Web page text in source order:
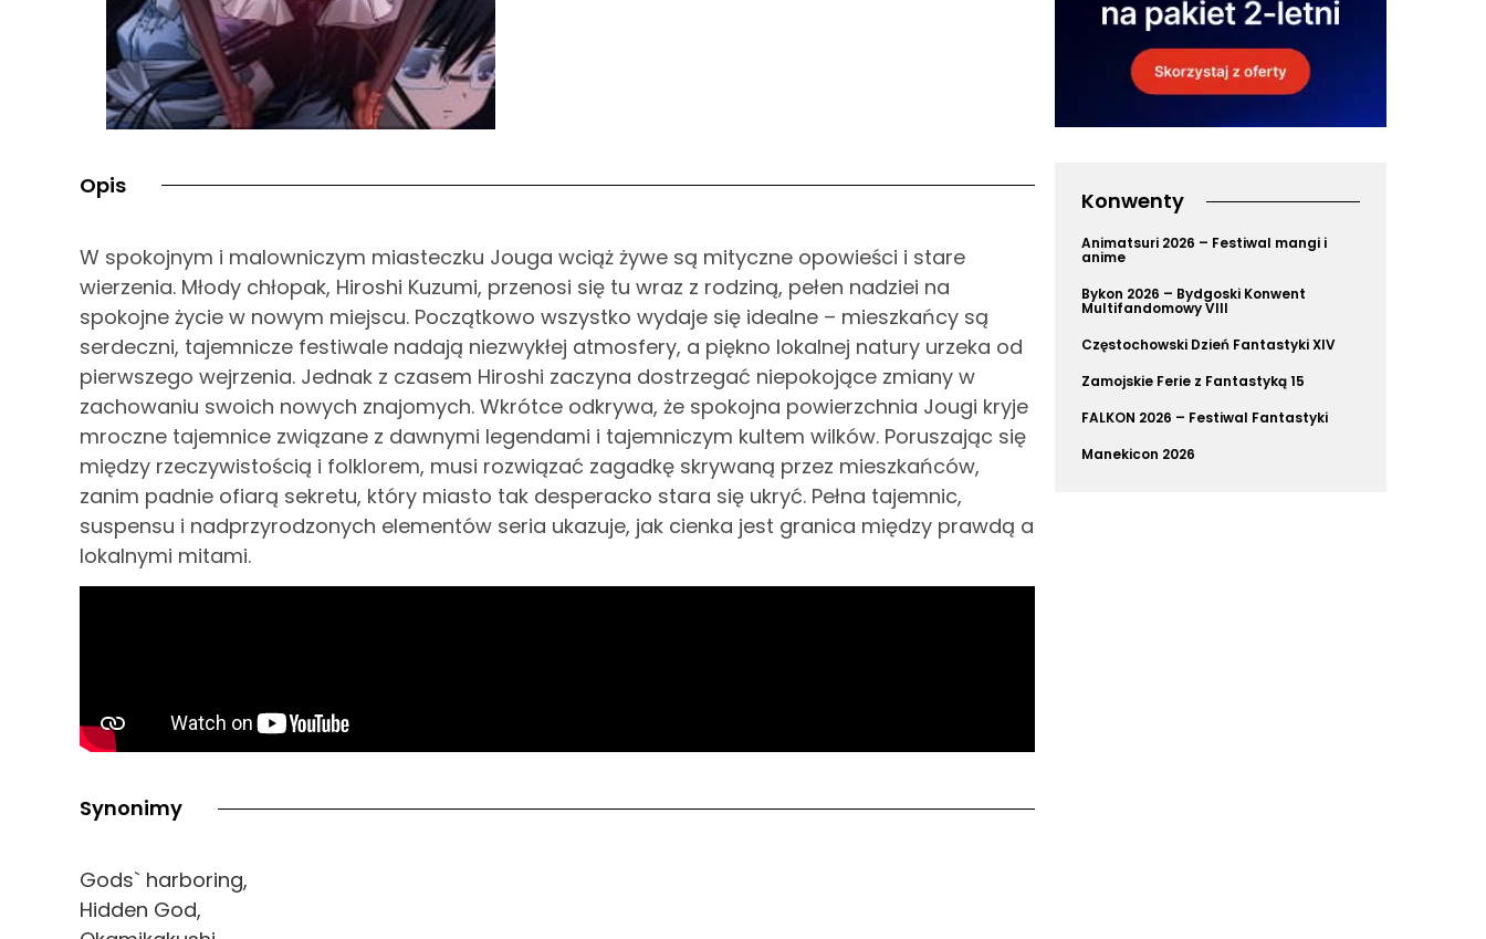
Opis
W spokojnym i malowniczym miasteczku Jouga wciąż żywe są mityczne opowieści i stare
wierzenia. Młody chłopak, Hiroshi Kuzumi, przenosi się tu wraz z rodziną, pełen nadziei na
spokojne życie w nowym miejscu. Początkowo wszystko wydaje się idealne – mieszkańcy są
serdeczni, tajemnicze festiwale nadają niezwykłej atmosfery, a piękno lokalnej natury urzeka od
pierwszego wejrzenia. Jednak z czasem Hiroshi zaczyna dostrzegać niepokojące zmiany w
zachowaniu swoich nowych znajomych. Wkrótce odkrywa, że spokojna powierzchnia Jougi kryje
mroczne tajemnice związane z dawnymi legendami i tajemniczym kultem wilków. Poruszając się
między rzeczywistością i folklorem, musi rozwiązać zagadkę skrywaną przez mieszkańców,
zanim padnie ofiarą sekretu, który miasto tak desperacko stara się ukryć. Pełna tajemnic,
suspensu i nadprzyrodzonych elementów seria ukazuje, jak cienka jest granica między prawdą a
lokalnymi mitami.
Synonimy
Gods` harboring,
Hidden God,
Konwenty
Animatsuri 2026 – Festiwal mangi i
anime
Bykon 2026 – Bydgoski Konwent
Multifandomowy VIII
Częstochowski Dzień Fantastyki XIV
Zamojskie Ferie z Fantastyką 15
FALKON 2026 – Festiwal Fantastyki
Manekicon 2026